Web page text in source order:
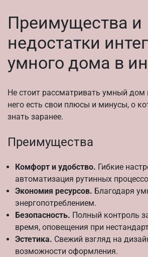
Преимущества и
недостатки
умного дома в
Не стоит рассматривать умный
него есть свои плюсы и минусы, о
знать заранее.
Преимущества
Комфорт и удобство. Гибкие
автоматизация рутинных
Экономия ресурсов. Благодаря
энергопотреблением.
Безопасность. Полный контроль
время, оповещения при
Эстетика. Свежий взгляд на
возможности оформления.